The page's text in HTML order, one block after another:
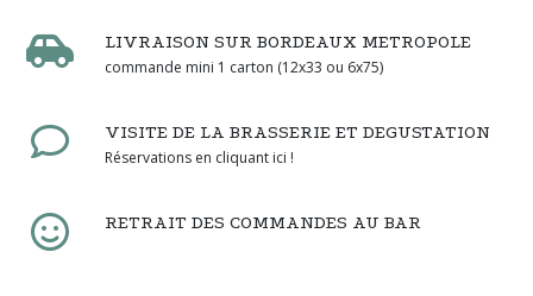
LIVRAISON SUR BORDEAUX METROPOLE
commande mini 1 carton (12x33 ou 6x75)
VISITE DE LA BRASSERIE ET DEGUSTATION
Réservations en cliquant ici !
RETRAIT DES COMMANDES AU BAR